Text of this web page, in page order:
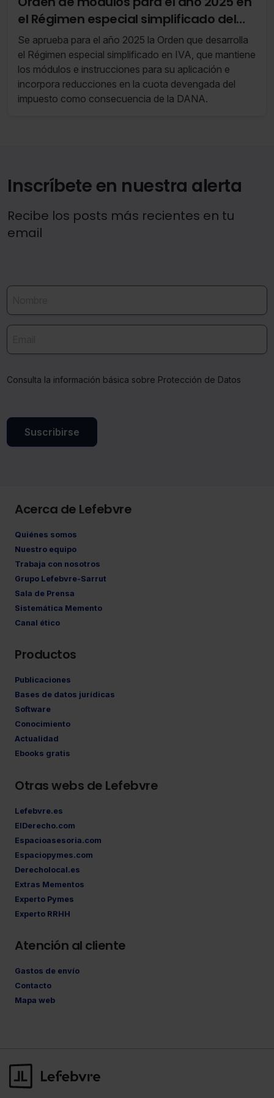
solo aquellas que quieras permitir en tu navegador. Si
no seleccionas ninguna utilizaremos las que sean
indispensables para la navegación.
Saber más acerca de las cookies
el Régimen especial simplificado del
impuesto
Se aprueba para el año 2025 la Orden que desarrolla
el Régimen especial simplificado en IVA, que mantiene
los módulos e instrucciones para su aplicación e
incorpora reducciones en la cuota devengada del
impuesto como consecuencia de la DANA.
Inscríbete en nuestra alerta
Recibe los posts más recientes en tu
email
Consulta la información básica sobre Protección de Datos
Suscribirse
Acerca de Lefebvre
Quiénes somos
Nuestro equipo
Trabaja con nosotros
Grupo Lefebvre-Sarrut
Sala de Prensa
Sistemática Memento
Canal ético
Productos
Publicaciones
Bases de datos jurídicas
Software
Conocimiento
Actualidad
Ebooks gratis
Otras webs de Lefebvre
Lefebvre.es
ElDerecho.com
Espacioasesoria.com
Espaciopymes.com
Derecholocal.es
Extras Mementos
Experto Pymes
Experto RRHH
Atención al cliente
Gastos de envío
Contacto
Mapa web